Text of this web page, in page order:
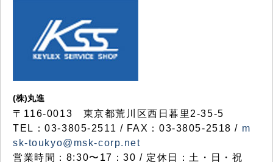
(株)丸進
〒116-0013 東京都荒川区西日暮里2-35-5
TEL：03-3805-2511 / FAX：03-3805-2518 / m
sk-toukyo@msk-corp.net
営業時間：8:30〜17：30 / 定休日：土・日・祝